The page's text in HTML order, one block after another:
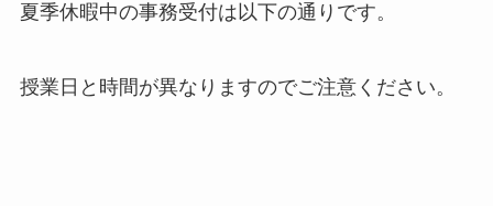
夏季休暇中の事務受付は以下の通りです。
授業日と時間が異なりますのでご注意ください。